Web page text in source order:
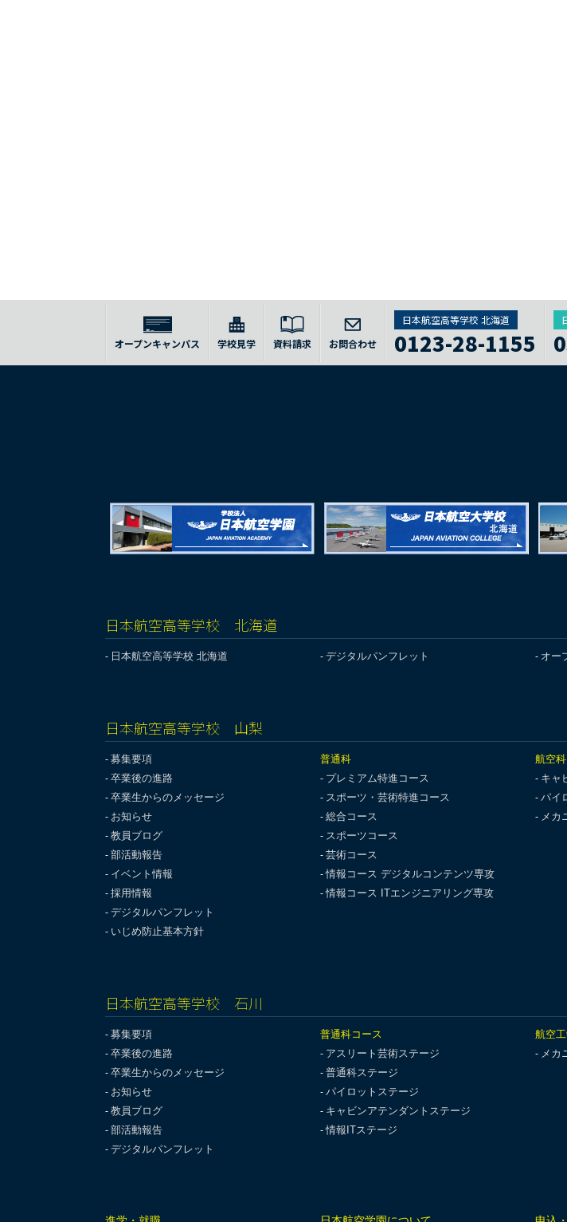
オープンキャンパス 学校見学 資料請求 お問合わせ
日本航空高等学校 北海道
0123-28-1155
日本航空高等学校 北海道
日本航空高等学校 北海道 デジタルパンフレット オー
日本航空高等学校 山梨
募集要項
卒業後の進路
卒業生からのメッセージ
お知らせ
教員ブログ
部活動報告
イベント情報
採用情報
デジタルパンフレット
いじめ防止基本方針
普通科
プレミアム特進コース
スポーツ・芸術特進コース
総合コース
スポーツコース
芸術コース
情報コース デジタルコンテンツ専攻
情報コース ITエンジニアリング専攻
航空科
キャ
パイ
メカ
日本航空高等学校 石川
募集要項
卒業後の進路
卒業生からのメッセージ
お知らせ
教員ブログ
部活動報告
デジタルパンフレット
普通科コース
アスリート芸術ステージ
普通科ステージ
パイロットステージ
キャビンアテンダントステージ
情報ITステージ
航空
メカ